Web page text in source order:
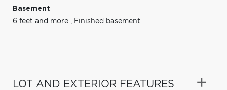
Basement
6 feet and more , Finished basement
LOT AND EXTERIOR FEATURES